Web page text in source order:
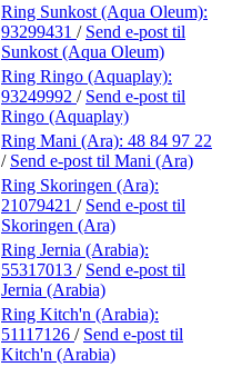
Ring Sunkost (Aqua Oleum):
93299431 / Send e-post til
Sunkost (Aqua Oleum)
Ring Ringo (Aquaplay):
93249992 / Send e-post til
Ringo (Aquaplay)
Ring Mani (Ara): 48 84 97 22
/ Send e-post til Mani (Ara)
Ring Skoringen (Ara):
21079421 / Send e-post til
Skoringen (Ara)
Ring Jernia (Arabia):
55317013 / Send e-post til
Jernia (Arabia)
Ring Kitch'n (Arabia):
51117126 / Send e-post til
Kitch'n (Arabia)